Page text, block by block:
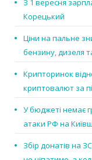
З 1 вересня
Корецький
Ціни на пальне
бензину, дизеля
Крипторинок
криптовалют за
У бюджеті немає
атаки РФ на
Збір донатів на